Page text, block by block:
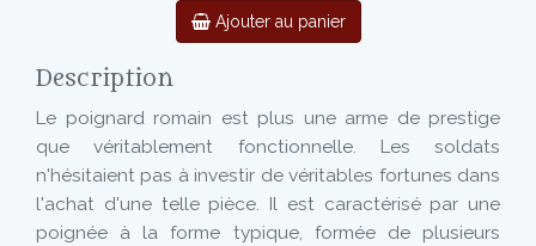
Ajouter au panier
Description
Le poignard romain est plus une arme de prestige
que véritablement fonctionnelle. Les soldats
n'hésitaient pas à investir de véritables fortunes dans
l'achat d'une telle pièce. Il est caractérisé par une
poignée à la forme typique, formée de plusieurs